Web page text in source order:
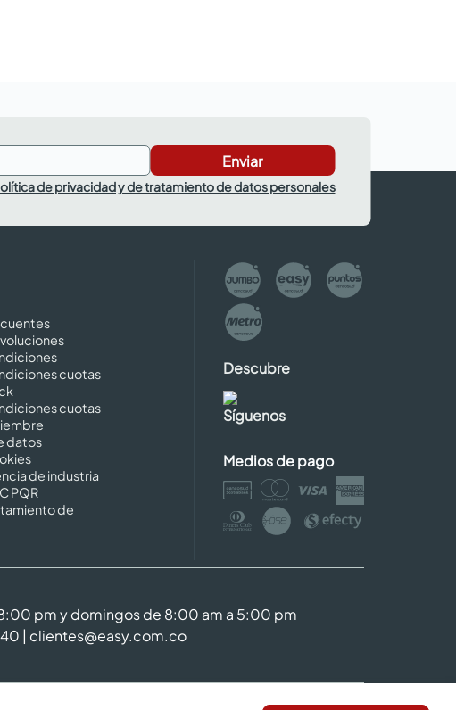
Enviar
de privacidad y de tratamiento de datos personales
cuotas
cuotas
datos
de industria
PQR
de
Descubre
Síguenos
Medios de pago
pm y domingos de 8:00 am a 5:00 pm
| clientes@easy.com.co